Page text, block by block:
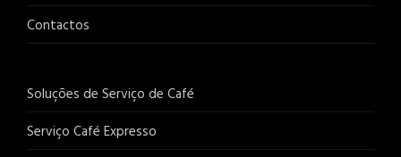
Contactos
Soluções de Serviço de Café
Serviço Café Expresso